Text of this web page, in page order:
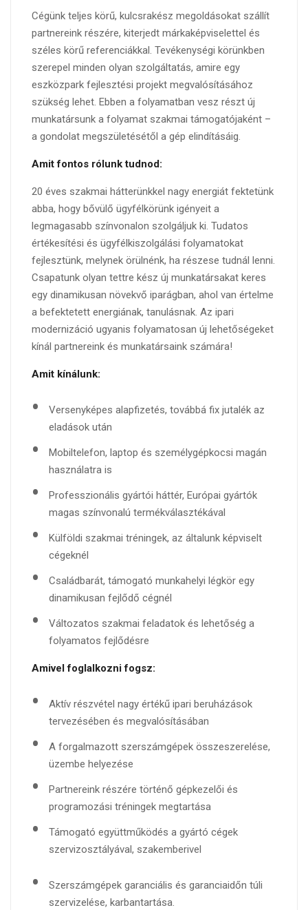
Cégünk teljes körű, kulcsrakész megoldásokat szállít
partnereink részére, kiterjedt márkaképviselettel és
széles körű referenciákkal. Tevékenységi körünkben
szerepel minden olyan szolgáltatás, amire egy
eszközpark fejlesztési projekt megvalósításához
szükség lehet. Ebben a folyamatban vesz részt új
munkatársunk a folyamat szakmai támogatójaként –
a gondolat megszületésétől a gép elindításáig.
Amit fontos rólunk tudnod:
20 éves szakmai hátterünkkel nagy energiát fektetünk
abba, hogy bővülő ügyfélkörünk igényeit a
legmagasabb színvonalon szolgáljuk ki. Tudatos
értékesítési és ügyfélkiszolgálási folyamatokat
fejlesztünk, melynek örülnénk, ha részese tudnál lenni.
Csapatunk olyan tettre kész új munkatársakat keres
egy dinamikusan növekvő iparágban, ahol van értelme
a befektetett energiának, tanulásnak. Az ipari
modernizáció ugyanis folyamatosan új lehetőségeket
kínál partnereink és munkatársaink számára!
Amit kínálunk:
Versenyképes alapfizetés, továbbá fix jutalék az
eladások után
Mobiltelefon, laptop és személygépkocsi magán
használatra is
Professzionális gyártói háttér, Európai gyártók
magas színvonalú termékválasztékával
Külföldi szakmai tréningek, az általunk képviselt
cégeknél
Családbarát, támogató munkahelyi légkör egy
dinamikusan fejlődő cégnél
Változatos szakmai feladatok és lehetőség a
folyamatos fejlődésre
Amivel foglalkozni fogsz:
Aktív részvétel nagy értékű ipari beruházások
tervezésében és megvalósításában
A forgalmazott szerszámgépek összeszerelése,
üzembe helyezése
Partnereink részére történő gépkezelői és
programozási tréningek megtartása
Támogató együttműködés a gyártó cégek
szervizosztályával, szakemberivel
Szerszámgépek garanciális és garanciaidőn túli
szervizelése, karbantartása.